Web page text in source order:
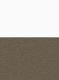
på